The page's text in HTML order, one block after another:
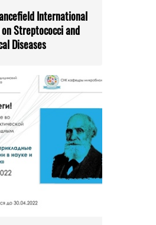
International
Streptococci and
Diseases